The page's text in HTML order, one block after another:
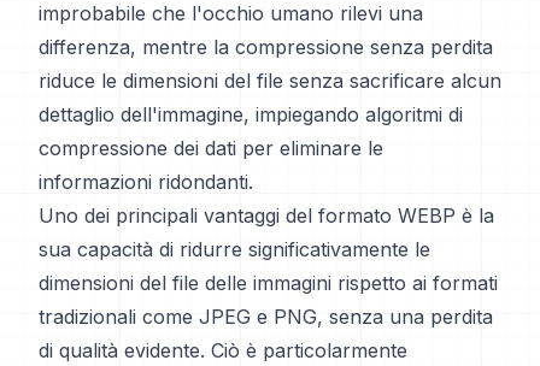
improbabile che l'occhio umano rilevi una
differenza, mentre la compressione senza perdita
riduce le dimensioni del file senza sacrificare alcun
dettaglio dell'immagine, impiegando algoritmi di
compressione dei dati per eliminare le
informazioni ridondanti.
Uno dei principali vantaggi del formato WEBP è la
sua capacità di ridurre significativamente le
dimensioni del file delle immagini rispetto ai formati
tradizionali come JPEG e PNG, senza una perdita
di qualità evidente. Ciò è particolarmente